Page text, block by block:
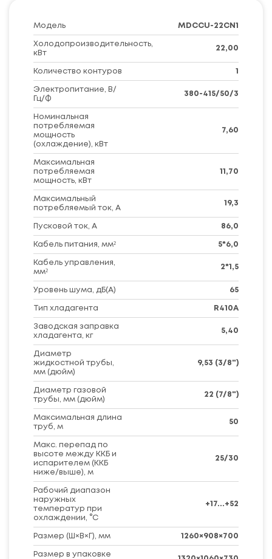
Модель MDCCU-22CN1
Холодопроизводительность,
кВт
22,00
Количество контуров 1
Электропитание, В/
Гц/Ф
380-415/50/3
Номинальная
потребляемая
мощность
(охлаждение), кВт
7,60
Максимальная
потребляемая
мощность, кВт
11,70
Максимальный
потребляемый ток, А
19,3
Пусковой ток, А 86,0
Кабель питания, мм² 5*6,0
Кабель управления,
мм²
2*1,5
Уровень шума, дБ(A) 65
Тип хладагента R410A
Заводская заправка
хладагента, кг
5,40
Диаметр
жидкостной трубы,
мм (дюйм)
9,53 (3/8")
Диаметр газовой
трубы, мм (дюйм)
22 (7/8")
Максимальная длина
труб, м
50
Макс. перепад по
высоте между ККБ и
испарителем (ККБ
ниже/выше), м
25/30
Рабочий диапазон
наружных
температур при
охлаждении, °C
+17...+52
Размер (Ш×В×Г), мм 1260×908×700
Размер в упаковке